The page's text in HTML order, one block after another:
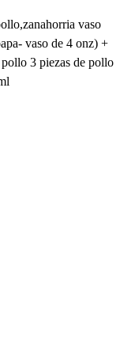
vaso
vaso de 4 onz) +
3 piezas de pollo